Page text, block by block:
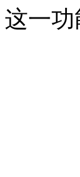
这一